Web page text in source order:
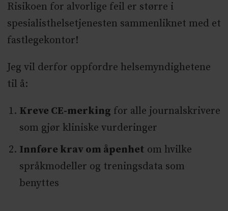
Risikoen for alvorlige feil er større i
spesialisthelsetjenesten sammenliknet med et
fastlegekontor!
Jeg vil derfor oppfordre helsemyndighetene
til å:
Kreve CE-merking for alle journalskrivere
som gjør kliniske vurderinger
Innføre krav om åpenhet om hvilke
språkmodeller og treningsdata som
benyttes